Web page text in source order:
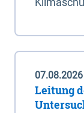
07.08.2026
Leitung